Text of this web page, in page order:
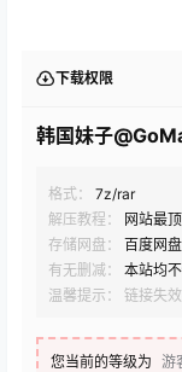
下载权限
韩国妹子
格式：
7z/rar
解压教程：
网站最
存储网盘：
百度网盘
有无删减：
本站均
温馨提示： 链接失
您当前的等级为 游